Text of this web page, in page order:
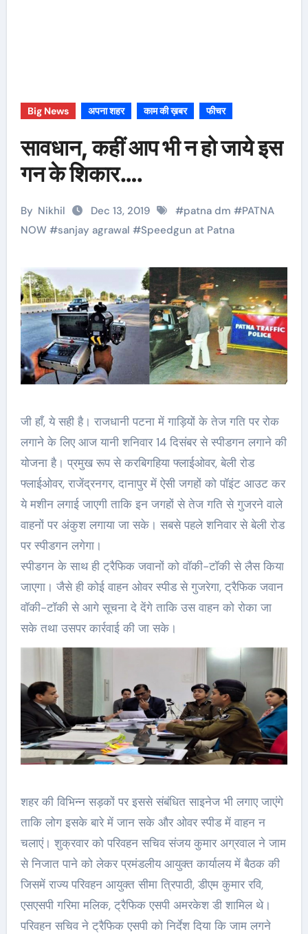
Big News अपना शहर काम की ख़बर फीचर
सावधान, कहीं आप भी न हो जाये इस
गन के शिकार….
By Nikhil Dec 13, 2019 #patna dm #PATNA
NOW #sanjay agrawal #Speedgun at Patna
जी हाँ, ये सही है। राजधानी पटना में गाड़ियों के तेज गति पर रोक
लगाने के लिए आज यानी शनिवार 14 दिसंबर से स्पीडगन लगाने की
योजना है। प्रमुख रूप से करबिगहिया फ्लाईओवर, बेली रोड
फ्लाईओवर, राजेंद्रनगर, दानापुर में ऐसी जगहों को पॉइंट आउट कर
ये मशीन लगाई जाएगी ताकि इन जगहों से तेज गति से गुजरने वाले
वाहनों पर अंकुश लगाया जा सके। सबसे पहले शनिवार से बेली रोड
पर स्पीडगन लगेगा।
स्पीडगन के साथ ही ट्रैफिक जवानों को वॉकी-टॉकी से लैस किया
जाएगा। जैसे ही कोई वाहन ओवर स्पीड से गुजरेगा, ट्रैफिक जवान
वॉकी-टॉकी से आगे सूचना दे देंगे ताकि उस वाहन को रोका जा
सके तथा उसपर कार्रवाई की जा सके।
शहर की विभिन्न सड़कों पर इससे संबंधित साइनेज भी लगाए जाएंगे
ताकि लोग इसके बारे में जान सके और ओवर स्पीड में वाहन न
चलाएं। शुक्रवार को परिवहन सचिव संजय कुमार अग्रवाल ने जाम
से निजात पाने को लेकर प्रमंडलीय आयुक्त कार्यालय में बैठक की
जिसमें राज्य परिवहन आयुक्त सीमा त्रिपाठी, डीएम कुमार रवि,
एसएसपी गरिमा मलिक, ट्रैफिक एसपी अमरकेश डी शामिल थे।
परिवहन सचिव ने ट्रैफिक एसपी को निर्देश दिया कि जाम लगने